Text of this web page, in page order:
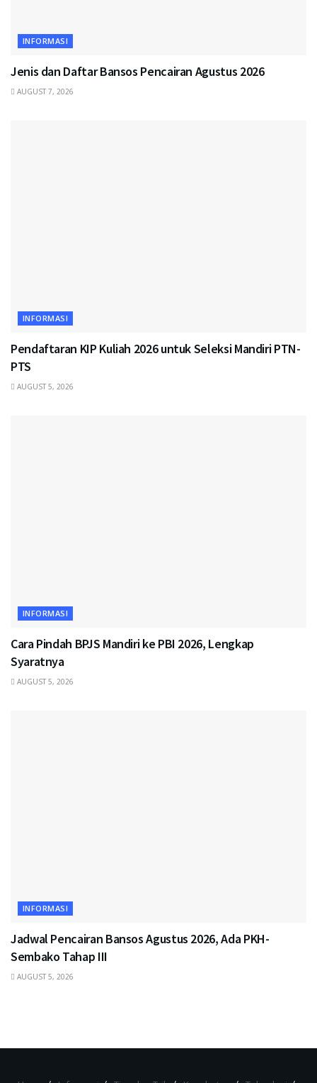
INFORMASI
Jenis dan Daftar Bansos Pencairan Agustus 2026
AUGUST 7, 2026
INFORMASI
Pendaftaran KIP Kuliah 2026 untuk Seleksi Mandiri PTN-
PTS
AUGUST 5, 2026
INFORMASI
Cara Pindah BPJS Mandiri ke PBI 2026, Lengkap
Syaratnya
AUGUST 5, 2026
INFORMASI
Jadwal Pencairan Bansos Agustus 2026, Ada PKH-
Sembako Tahap III
AUGUST 5, 2026